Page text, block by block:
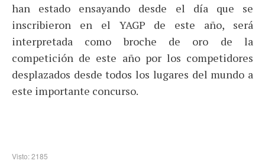
han estado ensayando desde el día que se
inscribieron en el YAGP de este año, será
interpretada como broche de oro de la
competición de este año por los competidores
desplazados desde todos los lugares del mundo a
este importante concurso.
Visto: 2185